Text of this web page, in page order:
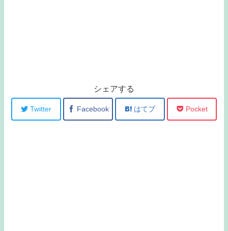
シェアする
Twitter Facebook はてブ Pocket